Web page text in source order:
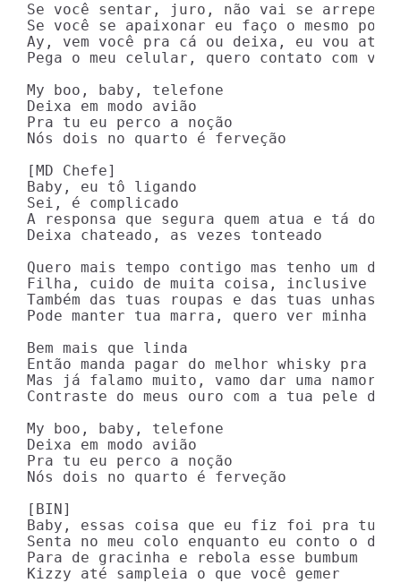
Se você sentar, juro, não vai se
Se você se apaixonar eu faço o mesmo por
Ay, vem você pra cá ou deixa, eu vou até
Pega o meu celular, quero contato com
My boo, baby, telefone
Deixa em modo avião
Pra tu eu perco a noção
Nós dois no quarto é ferveção
[MD Chefe]
Baby, eu tô ligando
Sei, é complicado
A responsa que segura quem atua e tá do
Deixa chateado, as vezes tonteado
Quero mais tempo contigo mas tenho um
Filha, cuido de muita coisa, inclusive da
Também das tuas roupas e das tuas unhas
Pode manter tua marra, quero ver minha
Bem mais que linda
Então manda pagar do melhor whisky pra
Mas já falamo muito, vamo dar uma
Contraste do meus ouro com a tua pele
My boo, baby, telefone
Deixa em modo avião
Pra tu eu perco a noção
Nós dois no quarto é ferveção
[BIN]
Baby, essas coisa que eu fiz foi pra tu
Senta no meu colo enquanto eu conto o
Para de gracinha e rebola esse bumbum
Kizzy até sampleia o que você gemer